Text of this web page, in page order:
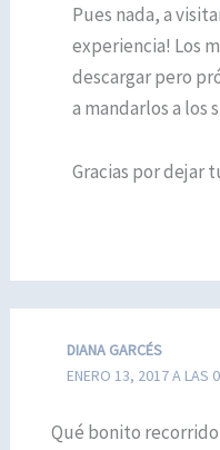
Pues nada, a
experiencia! Los
descargar pero
a mandarlos a los
Gracias por dejar
DIANA GARCÉS
ENERO 13, 2017 A LAS
Qué bonito